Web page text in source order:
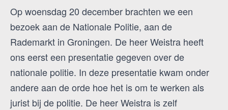
Op woensdag 20 december brachten we een
bezoek aan de Nationale Politie, aan de
Rademarkt in Groningen. De heer Weistra heeft
ons eerst een presentatie gegeven over de
nationale politie. In deze presentatie kwam onder
andere aan de orde hoe het is om te werken als
jurist bij de politie. De heer Weistra is zelf